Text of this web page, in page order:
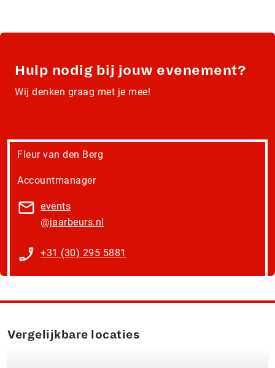
Hulp nodig bij jouw evenement?
Wij denken graag met je mee!
Fleur van den Berg
Accountmanager
events​
@jaarbeurs.nl
+31 (30) 295 5881
Vergelijkbare locaties